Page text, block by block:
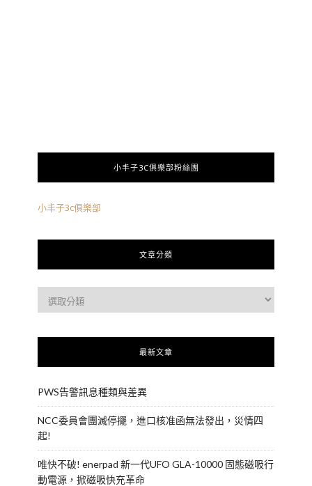
小丰子3C俱樂部粉絲團
小丰子3c俱樂部
文章分類
最新文章
PWS告警訊息種類與差異
NCC委員會團滅停擺，進口核准函無法發出，災情四
起!
唯快不破! enerpad 新一代UFO GLA-10000 固態磁吸行
動電源，掀磁吸快充革命